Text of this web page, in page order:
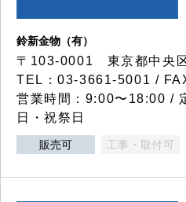
鈴新金物（有）
〒103-0001 東京都中央
TEL：03-3661-5001 /
営業時間：9:00〜18:00 /
日・祝祭日
販売可 工事・取付可